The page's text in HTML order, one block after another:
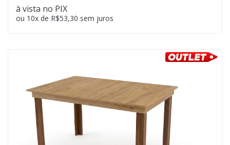
à vista no PIX
ou 10x de R$53,30 sem juros